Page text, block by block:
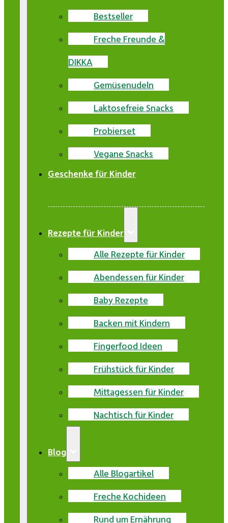
Bestseller
Freche Freunde &
DIKKA
Gemüsenudeln
Laktosefreie Snacks
Probierset
Vegane Snacks
Geschenke für Kinder
Rezepte für Kinder
Alle Rezepte für Kinder
Abendessen für Kinder
Baby Rezepte
Backen mit Kindern
Fingerfood Ideen
Frühstück für Kinder
Mittagessen für Kinder
Nachtisch für Kinder
Blog
Alle Blogartikel
Freche Kochideen
Rund um Ernährung